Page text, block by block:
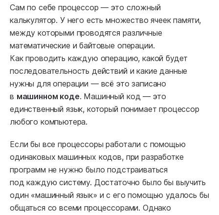
Сам по себе процессор — это сложный
калькулятор. У него есть множество ячеек памяти,
между которыми проводятся различные
математические и байтовые операции.
Как проводить каждую операцию, какой будет
последовательность действий и какие данные
нужны для операции ― всё это записано
в машинном коде. Машинный код — это
единственный язык, который понимает процессор
любого компьютера.
Если бы все процессоры работали с помощью
одинаковых машинных кодов, при разработке
программ не нужно было подстраиваться
под каждую систему. Достаточно было бы выучить
один «машинный язык» и с его помощью удалось бы
общаться со всеми процессорами. Однако